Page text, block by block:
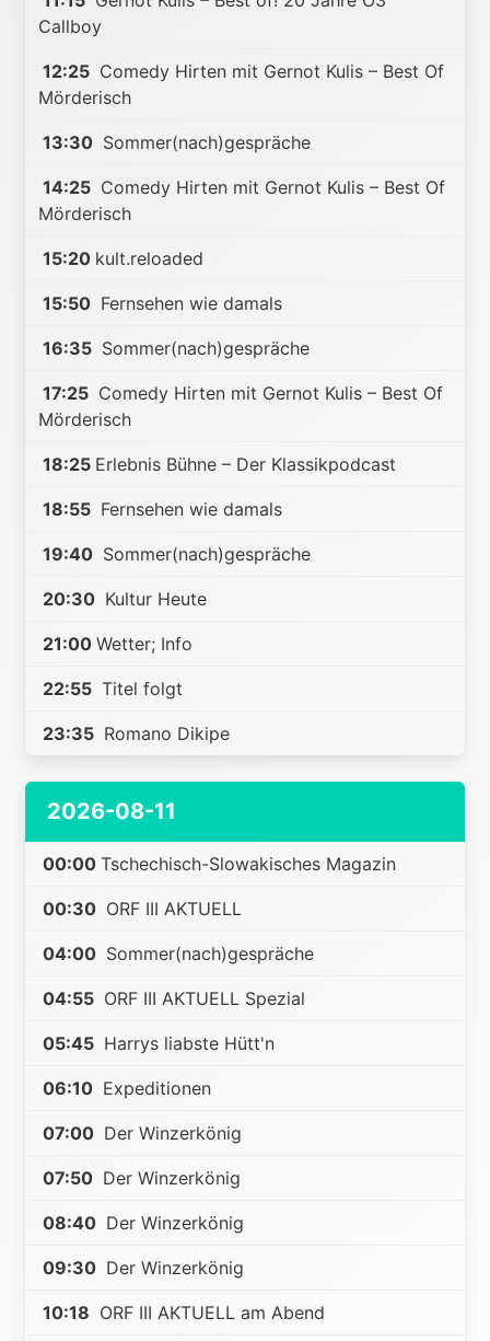
Callboy
12:25 Comedy Hirten mit Gernot Kulis – Best Of
Mörderisch
13:30 Sommer(nach)gespräche
14:25 Comedy Hirten mit Gernot Kulis – Best Of
Mörderisch
15:20 kult.reloaded
15:50 Fernsehen wie damals
16:35 Sommer(nach)gespräche
17:25 Comedy Hirten mit Gernot Kulis – Best Of
Mörderisch
18:25 Erlebnis Bühne – Der Klassikpodcast
18:55 Fernsehen wie damals
19:40 Sommer(nach)gespräche
20:30 Kultur Heute
21:00 Wetter; Info
22:55 Titel folgt
23:35 Romano Dikipe
2026-08-11
00:00 Tschechisch-Slowakisches Magazin
00:30 ORF III AKTUELL
04:00 Sommer(nach)gespräche
04:55 ORF III AKTUELL Spezial
05:45 Harrys liabste Hütt'n
06:10 Expeditionen
07:00 Der Winzerkönig
07:50 Der Winzerkönig
08:40 Der Winzerkönig
09:30 Der Winzerkönig
10:18 ORF III AKTUELL am Abend